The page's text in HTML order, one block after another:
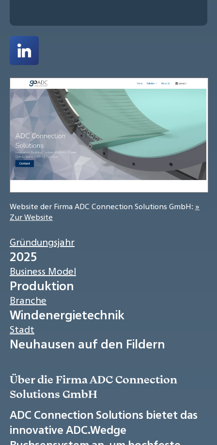
Website der Firma ADC Connection Solutions GmbH: »
Zur Website
Gründungsjahr
2025
Business Model
Produktion
Branche
Windenergietechnik
Stadt
Neuhausen auf den Fildern
Über die Firma ADC Connection
Solutions GmbH
ADC Connection Solutions bietet das
innovative ADC.Wedge